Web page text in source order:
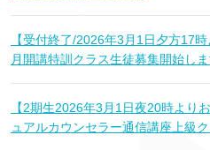
【受付終了/2026年3月1日夕方17
月開講特訓クラス生徒募集開始し
【2期生2026年3月1日夜20時より
ュアルカウンセラー通信講座上級